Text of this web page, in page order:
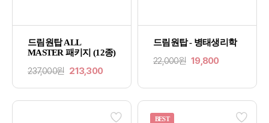
드림원탑 ALL
MASTER 패키지 (12종)
237,000원 213,300
드림원탑 - 병태생리학
22,000원 19,800
BEST